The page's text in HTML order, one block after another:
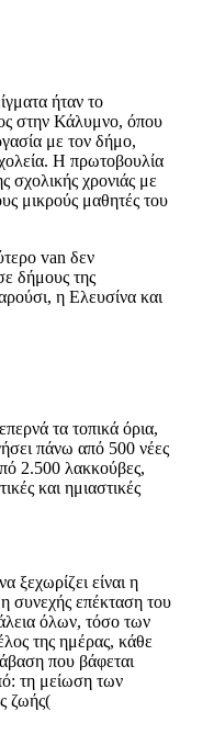
ήταν το
στην Κάλυμνο, όπου
με τον δήμο,
Η πρωτοβουλία
σχολικής χρονιάς με
μικρούς μαθητές του
van δεν
δήμους της
η Ελευσίνα και
τα τοπικά όρια,
πάνω από 500 νέες
2.500 λακκούβες,
και ημιαστικές
ξεχωρίζει είναι η
συνεχής επέκταση του
όλων, τόσο των
της ημέρας, κάθε
που βάφεται
τη μείωση των
ζωής​(